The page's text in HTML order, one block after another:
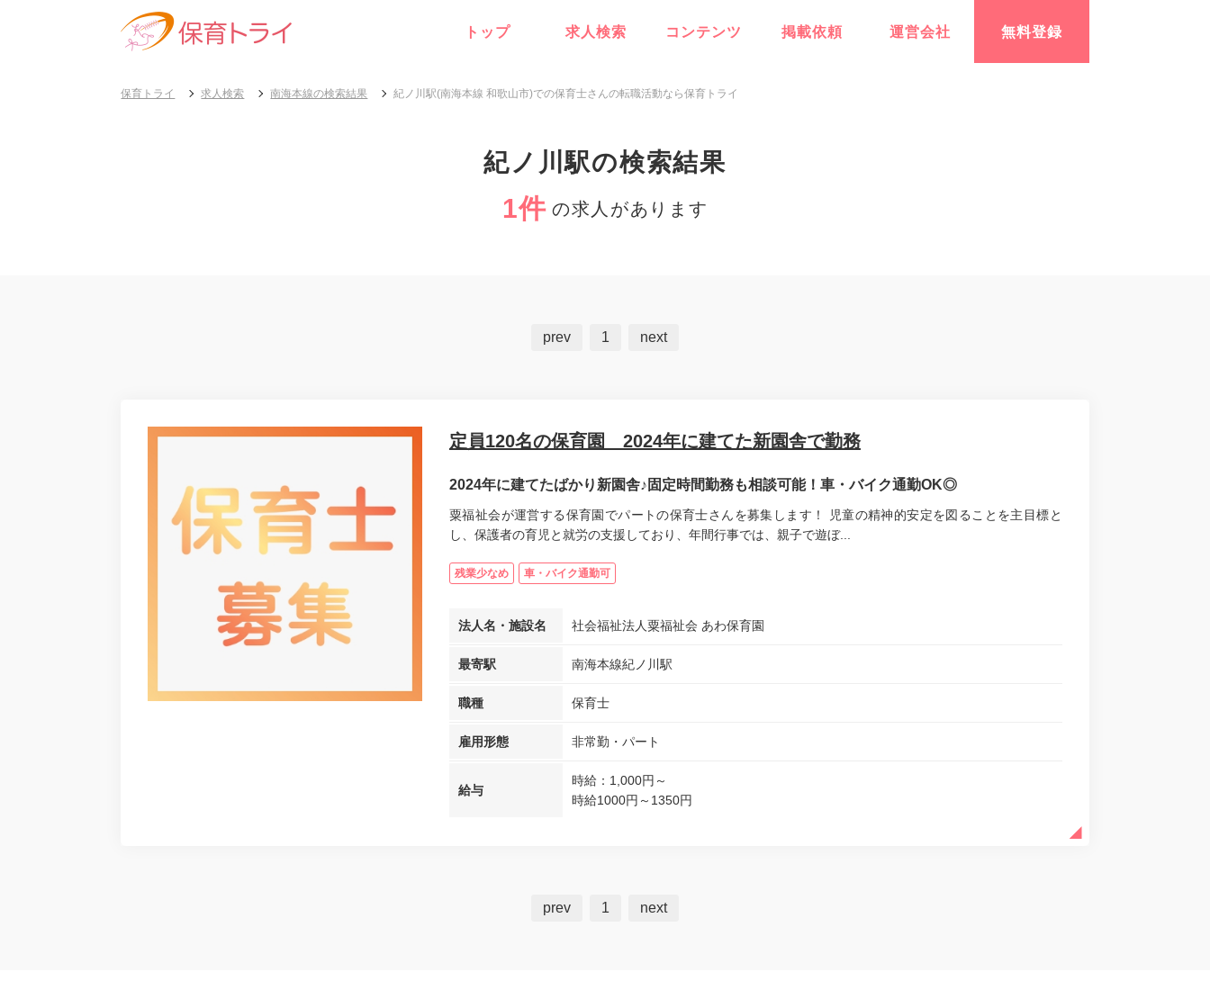
トップ 求人検索 コンテンツ 掲載依頼 運営会社 無料登録
保育トライ 求人検索 南海本線の検索結果 紀ノ川駅(南海本線 和歌山市)での保育士さんの転職活動なら保育トライ
紀ノ川駅の検索結果
1件 の求人があります
prev 1 next
定員120名の保育園 2024年に建てた新園舎で勤務
2024年に建てたばかり新園舎♪固定時間勤務も相談可能！車・バイク通勤OK◎
粟福祉会が運営する保育園でパートの保育士さんを募集します！ 児童の精神的安定を図ることを主目標と
し、保護者の育児と就労の支援しており、年間行事では、親子で遊ぼ...
残業少なめ 車・バイク通勤可
法人名・施設名 社会福祉法人粟福祉会 あわ保育園
最寄駅 南海本線紀ノ川駅
職種 保育士
雇用形態 非常勤・パート
給与
時給：1,000円～
時給1000円～1350円
prev 1 next